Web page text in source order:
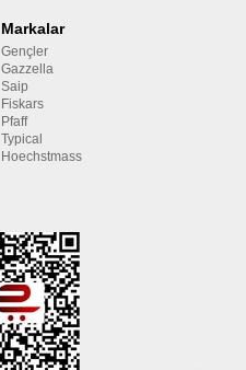
Markalar
Gençler
Gazzella
Saip
Fiskars
Pfaff
Typical
Hoechstmass